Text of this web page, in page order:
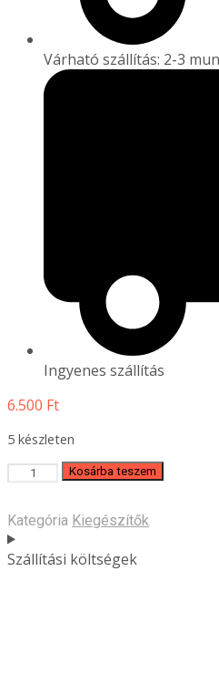
Várható szállítás: 2-3
Ingyenes szállítás
6.500 Ft
5 készleten
DonJordi
Aeroplane
mennyiség
Kosárba teszem
Kategória Kiegészítők
Szállítási költségek